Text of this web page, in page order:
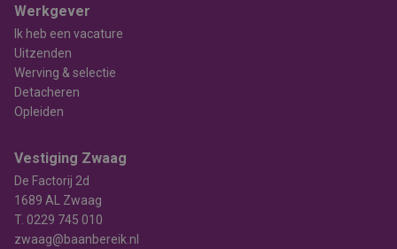
Werkgever
Ik heb een vacature
Uitzenden
Werving & selectie
Detacheren
Opleiden
Vestiging Zwaag
De Factorij 2d
1689 AL Zwaag
T. 0229 745 010
zwaag@baanbereik.nl